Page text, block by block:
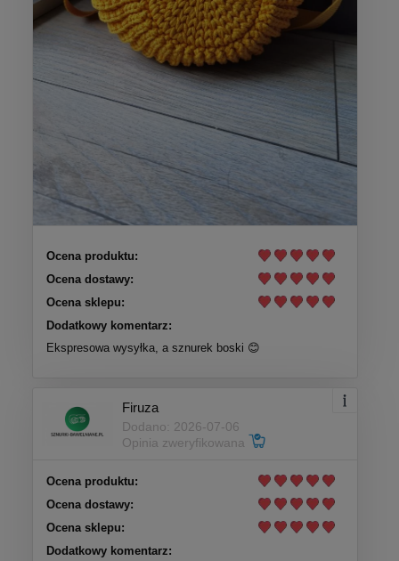
Ocena produktu:
Ocena dostawy:
Ocena sklepu:
Dodatkowy komentarz:
Ekspresowa wysyłka, a sznurek boski 😊
Firuza
Dodano: 2026-07-06
Opinia zweryfikowana
Ocena produktu:
Ocena dostawy:
Ocena sklepu:
Dodatkowy komentarz: